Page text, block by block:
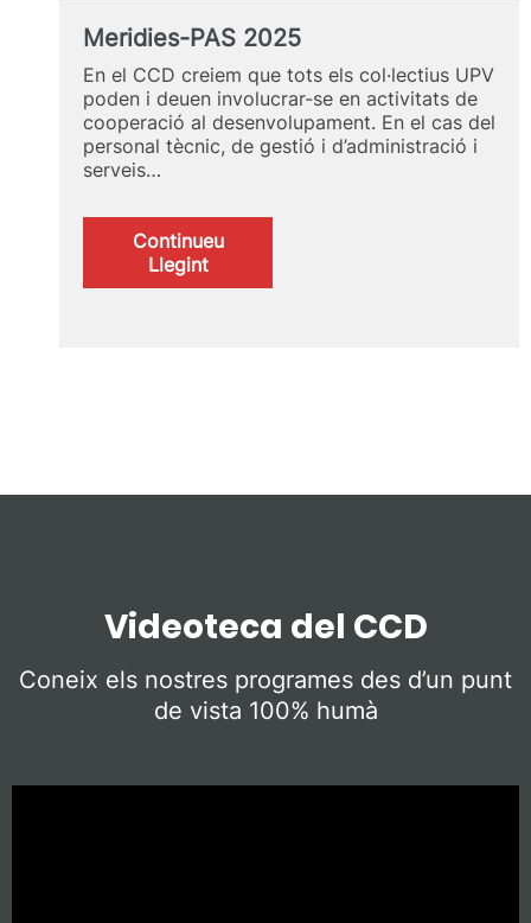
Meridies-PAS 2025
En el CCD creiem que tots els col·lectius UPV
poden i deuen involucrar-se en activitats de
cooperació al desenvolupament. En el cas del
personal tècnic, de gestió i d’administració i
serveis…
Continueu
Llegint:
Meridies-
Videoteca del CCD
Coneix els nostres programes des d’un punt
de vista 100% humà